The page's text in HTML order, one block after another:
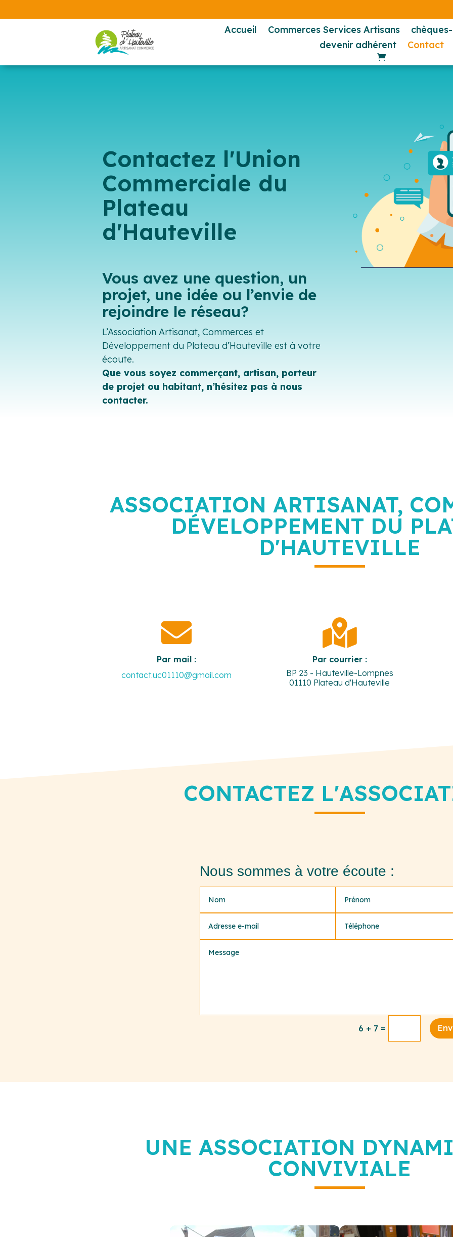
Accueil Commerces Services Artisans
devenir adhérent
Contact
Contactez l'Union
Commerciale du
Plateau
d'Hauteville
Vous avez une question, un
projet, une idée ou l’envie de
rejoindre le réseau?
L’Association Artisanat, Commerces et
Développement du Plateau d’Hauteville est à votre
écoute.
Que vous soyez commerçant, artisan, porteur
de projet ou habitant, n’hésitez pas à nous
contacter.
ASSOCIATION ARTISANAT,
DÉVELOPPEMENT DU
D'HAUTEVILLE

Par mail :
contact.uc01110@gmail.com

Par courrier :
BP 23 - Hauteville-Lompnes
01110 Plateau d'Hauteville
CONTACTEZ
Nous sommes à votre écoute :
6 + 7=
UNE ASSOCIATION
CONVIVIALE